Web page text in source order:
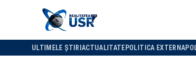
ULTIMELE ȘTIRI ACTUALITATE POLITICA EXTERNA